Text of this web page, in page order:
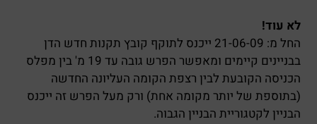
לא עוד!
החל מ: 21-06-09 ייכנס לתוקף קובץ תקנות חדש הדן
בבניינים קיימים ומאפשר הפרש גובה עד 19 מ' בין מפלס
הכניסה הקובעת לבין רצפת הקומה העליונה החדשה
(בתוספת של יותר מקומה אחת) ורק מעל הפרש זה ייכנס
הבניין לקטגוריית הבניין הגבוה.